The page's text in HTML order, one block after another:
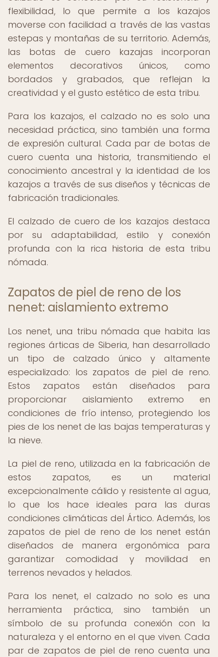
flexibilidad, lo que permite a los kazajos
moverse con facilidad a través de las vastas
estepas y montañas de su territorio. Además,
las botas de cuero kazajas incorporan
elementos decorativos únicos, como
bordados y grabados, que reflejan la
creatividad y el gusto estético de esta tribu.
Para los kazajos, el calzado no es solo una
necesidad práctica, sino también una forma
de expresión cultural. Cada par de botas de
cuero cuenta una historia, transmitiendo el
conocimiento ancestral y la identidad de los
kazajos a través de sus diseños y técnicas de
fabricación tradicionales.
El calzado de cuero de los kazajos destaca
por su adaptabilidad, estilo y conexión
profunda con la rica historia de esta tribu
nómada.
Zapatos de piel de reno de los
nenet: aislamiento extremo
Los nenet, una tribu nómada que habita las
regiones árticas de Siberia, han desarrollado
un tipo de calzado único y altamente
especializado: los zapatos de piel de reno.
Estos zapatos están diseñados para
proporcionar aislamiento extremo en
condiciones de frío intenso, protegiendo los
pies de los nenet de las bajas temperaturas y
la nieve.
La piel de reno, utilizada en la fabricación de
estos zapatos, es un material
excepcionalmente cálido y resistente al agua,
lo que los hace ideales para las duras
condiciones climáticas del Ártico. Además, los
zapatos de piel de reno de los nenet están
diseñados de manera ergonómica para
garantizar comodidad y movilidad en
terrenos nevados y helados.
Para los nenet, el calzado no solo es una
herramienta práctica, sino también un
símbolo de su profunda conexión con la
naturaleza y el entorno en el que viven. Cada
par de zapatos de piel de reno cuenta una